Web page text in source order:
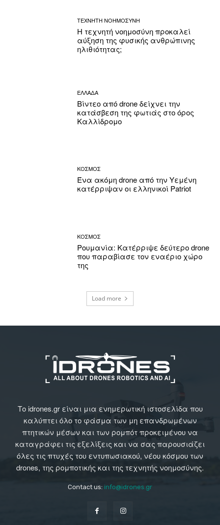
ΤΕΧΝΗΤΗ ΝΟΗΜΟΣΥΝΗ
Η τεχνητή νοημοσύνη προκαλεί
αύξηση της φυσικής ανθρώπινης
ηλιθιότητας;
ΕΛΛΑΔΑ
Βίντεο από drone δείχνει την
κατάσβεση της φωτιάς στο όρος
Καλλίδρομο
ΚΟΣΜΟΣ
Ένα ακόμη drone από την Υεμένη
κατέρριψαν οι ελληνικοί Patriot
ΚΟΣΜΟΣ
Ρουμανία: Κατέρριψε δεύτερο drone
που παραβίασε τον εναέριο χώρο
της
Load more
Το idrones.gr είναι μια ενημερωτική ιστοσελίδα που
καλύπτει όλο το φάσμα των μη επανδρωμένων
πτητικών μέσων και των ρομπότ προκειμένου να
καταγράφει τις εξελίξεις και να σας παρουσιάζει
όλες τις πτυχές του εντυπωσιακού, νέου κόσμου των
drones, της ρομποτικής και της τεχνητής νοημοσύνης.
Contact us: info@idrones.gr